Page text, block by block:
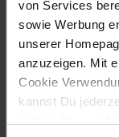
von Services
sowie Werbung
unserer
anzuzeigen. Mit
Cookie
kannst Du